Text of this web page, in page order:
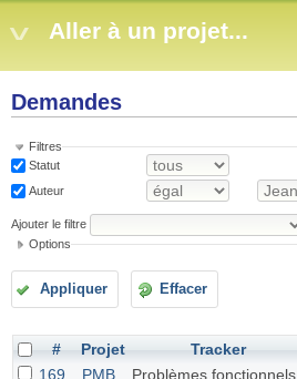
Aller à un projet...
Demandes
Filtres
Statut
Auteur
Ajouter le filtre
Options
Appliquer Effacer
# Projet Tracker
169
PMB Problèmes fonctionnels